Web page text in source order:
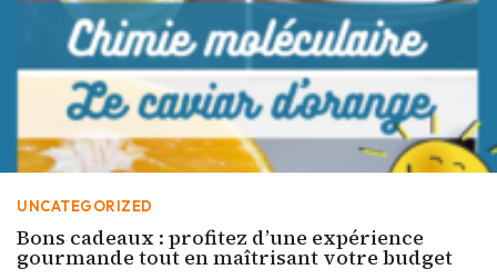
UNCATEGORIZED
Bons cadeaux : profitez d’une expérience
gourmande tout en maîtrisant votre budget